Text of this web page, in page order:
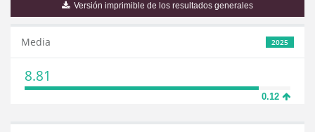
Versión imprimible de los resultados generales
2025
Media
8.81
0.12